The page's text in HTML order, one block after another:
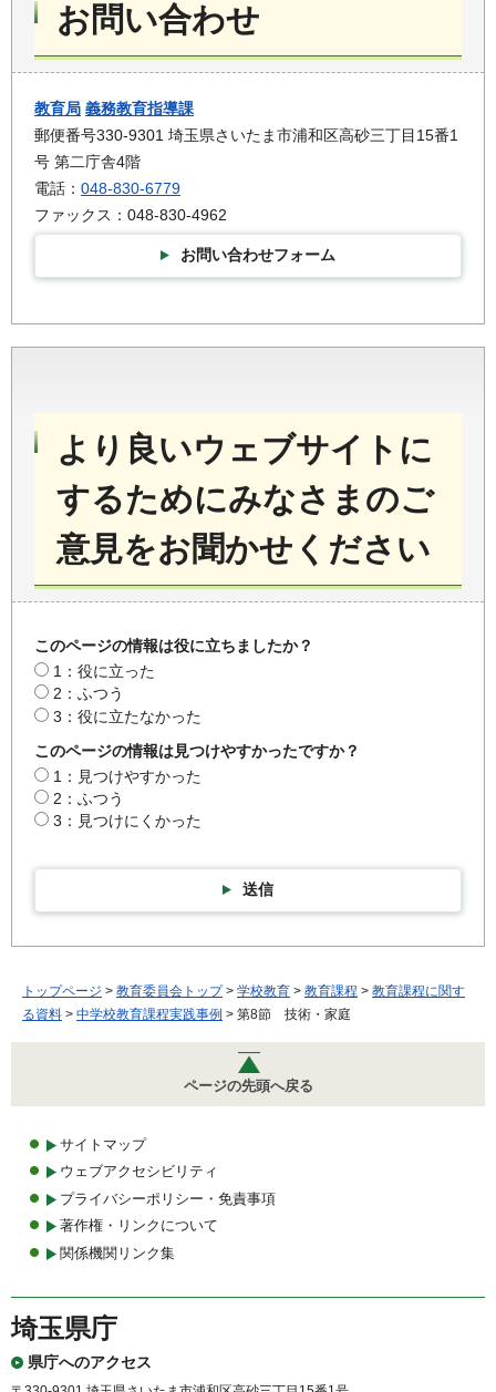
お問い合わせ
教育局 義務教育指導課
郵便番号330-9301 埼玉県さいたま市浦和区高砂三丁目15番1
号 第二庁舎4階
電話： 048-830-6779
ファックス：048-830-4962
お問い合わせフォーム
より良いウェブサイトに
するためにみなさまのご
意見をお聞かせください
このページの情報は役に立ちましたか？
1：役に立った
2：ふつう
3：役に立たなかった
このページの情報は見つけやすかったですか？
1：見つけやすかった
2：ふつう
3：見つけにくかった
送信
トップページ > 教育委員会トップ> 学校教育 > 教育課程 > 教育課程に関す
る資料 > 中学校教育課程実践事例 > 第8節 技術・家庭
ページの先頭へ戻る
サイトマップ
ウェブアクセシビリティ
プライバシーポリシー・免責事項
著作権・リンクについて
関係機関リンク集
埼玉県庁
県庁へのアクセス